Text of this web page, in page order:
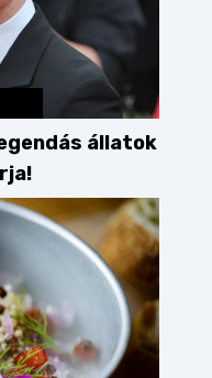
állatok